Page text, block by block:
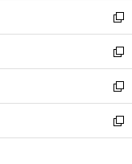
く
で
開
く
ド
ウ
で
開
く
い
ウ
ィ
ン
ド
ウ
で
開
新
し
い
ウ
ィ
ン
ド
ウ
新
し
い
ウ
ィ
ン
新
し
い
ウ
新
し